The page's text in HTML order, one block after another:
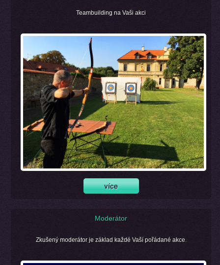
Teambuilding na Vaši akci
Moderátor
Zkušený moderátor je základ každé Vaší pořádané akce.